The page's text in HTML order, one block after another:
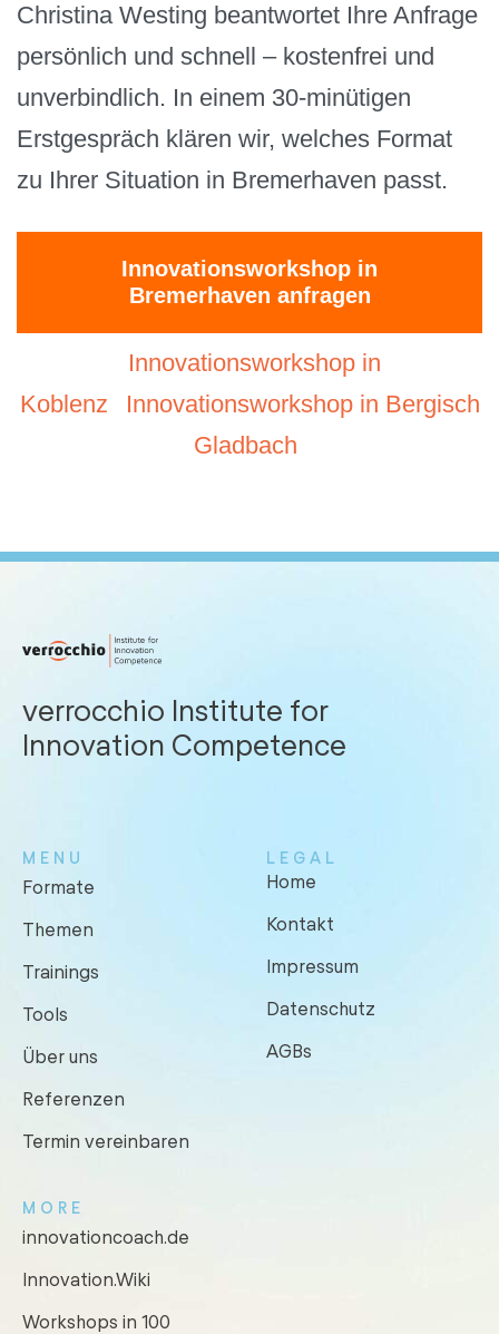
Christina Westing beantwortet Ihre Anfrage
persönlich und schnell – kostenfrei und
unverbindlich. In einem 30-minütigen
Erstgespräch klären wir, welches Format
zu Ihrer Situation in Bremerhaven passt.
Innovationsworkshop in
Bremerhaven anfragen
Innovationsworkshop in
Koblenz
Innovationsworkshop in Bergisch
Gladbach
verrocchio Institute for
Innovation Competence
MENU
Formate
Themen
Trainings
Tools
Über uns
Referenzen
Termin vereinbaren
LEGAL
Home
Kontakt
Impressum
Datenschutz
AGBs
MORE
innovationcoach.de
Innovation.Wiki
Workshops in 100